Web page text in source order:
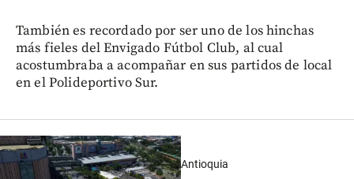
También es recordado por ser uno de los hinchas
más fieles del Envigado Fútbol Club, al cual
acostumbraba a acompañar en sus partidos de local
en el Polideportivo Sur.
Antioquia